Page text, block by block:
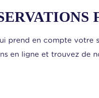
prend en compte votre
en ligne et trouvez de